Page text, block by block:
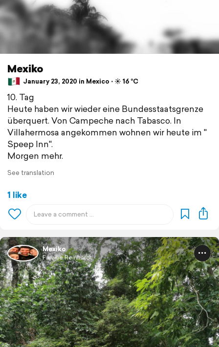
Mexiko
January 23, 2020 in Mexico ⋅ ☀️ 16 °C
10. Tag
Heute haben wir wieder eine Bundesstaatsgrenze
überquert. Von Campeche nach Tabasco. In
Villahermosa angekommen wohnen wir heute im "
Speep Inn".
Morgen mehr.
See translation
1 like
Mexiko
Familie Reinhardt